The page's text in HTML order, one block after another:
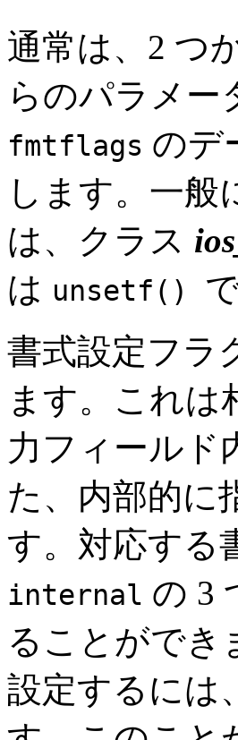
通常は、2 つ
らのパラメ
fmtflags のデ
します。一般
は、クラス
は unsetf()
書式設定フラ
ます。これは
力フィールド
た、内部的に
す。対応する
internal の 3
ることができ
設定するには